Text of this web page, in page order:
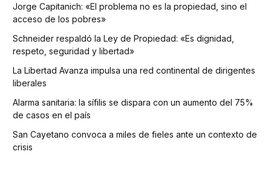
Jorge Capitanich: «El problema no es la propiedad, sino el
acceso de los pobres»
Schneider respaldó la Ley de Propiedad: «Es dignidad,
respeto, seguridad y libertad»
La Libertad Avanza impulsa una red continental de dirigentes
liberales
Alarma sanitaria: la sífilis se dispara con un aumento del 75%
de casos en el país
San Cayetano convoca a miles de fieles ante un contexto de
crisis